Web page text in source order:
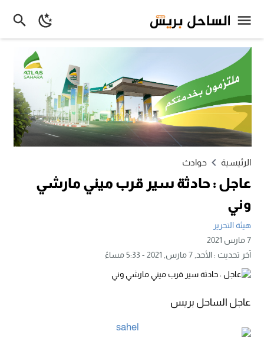
الرئيسية حوادث
عاجل : حادثة سير قرب ميني مارشي
وني
هيئة التحرير
7 مارس 2021
آخر تحديث :الأحد, 7 مارس, 2021 - 5:33 مساءً
عاجل الساحل بريس